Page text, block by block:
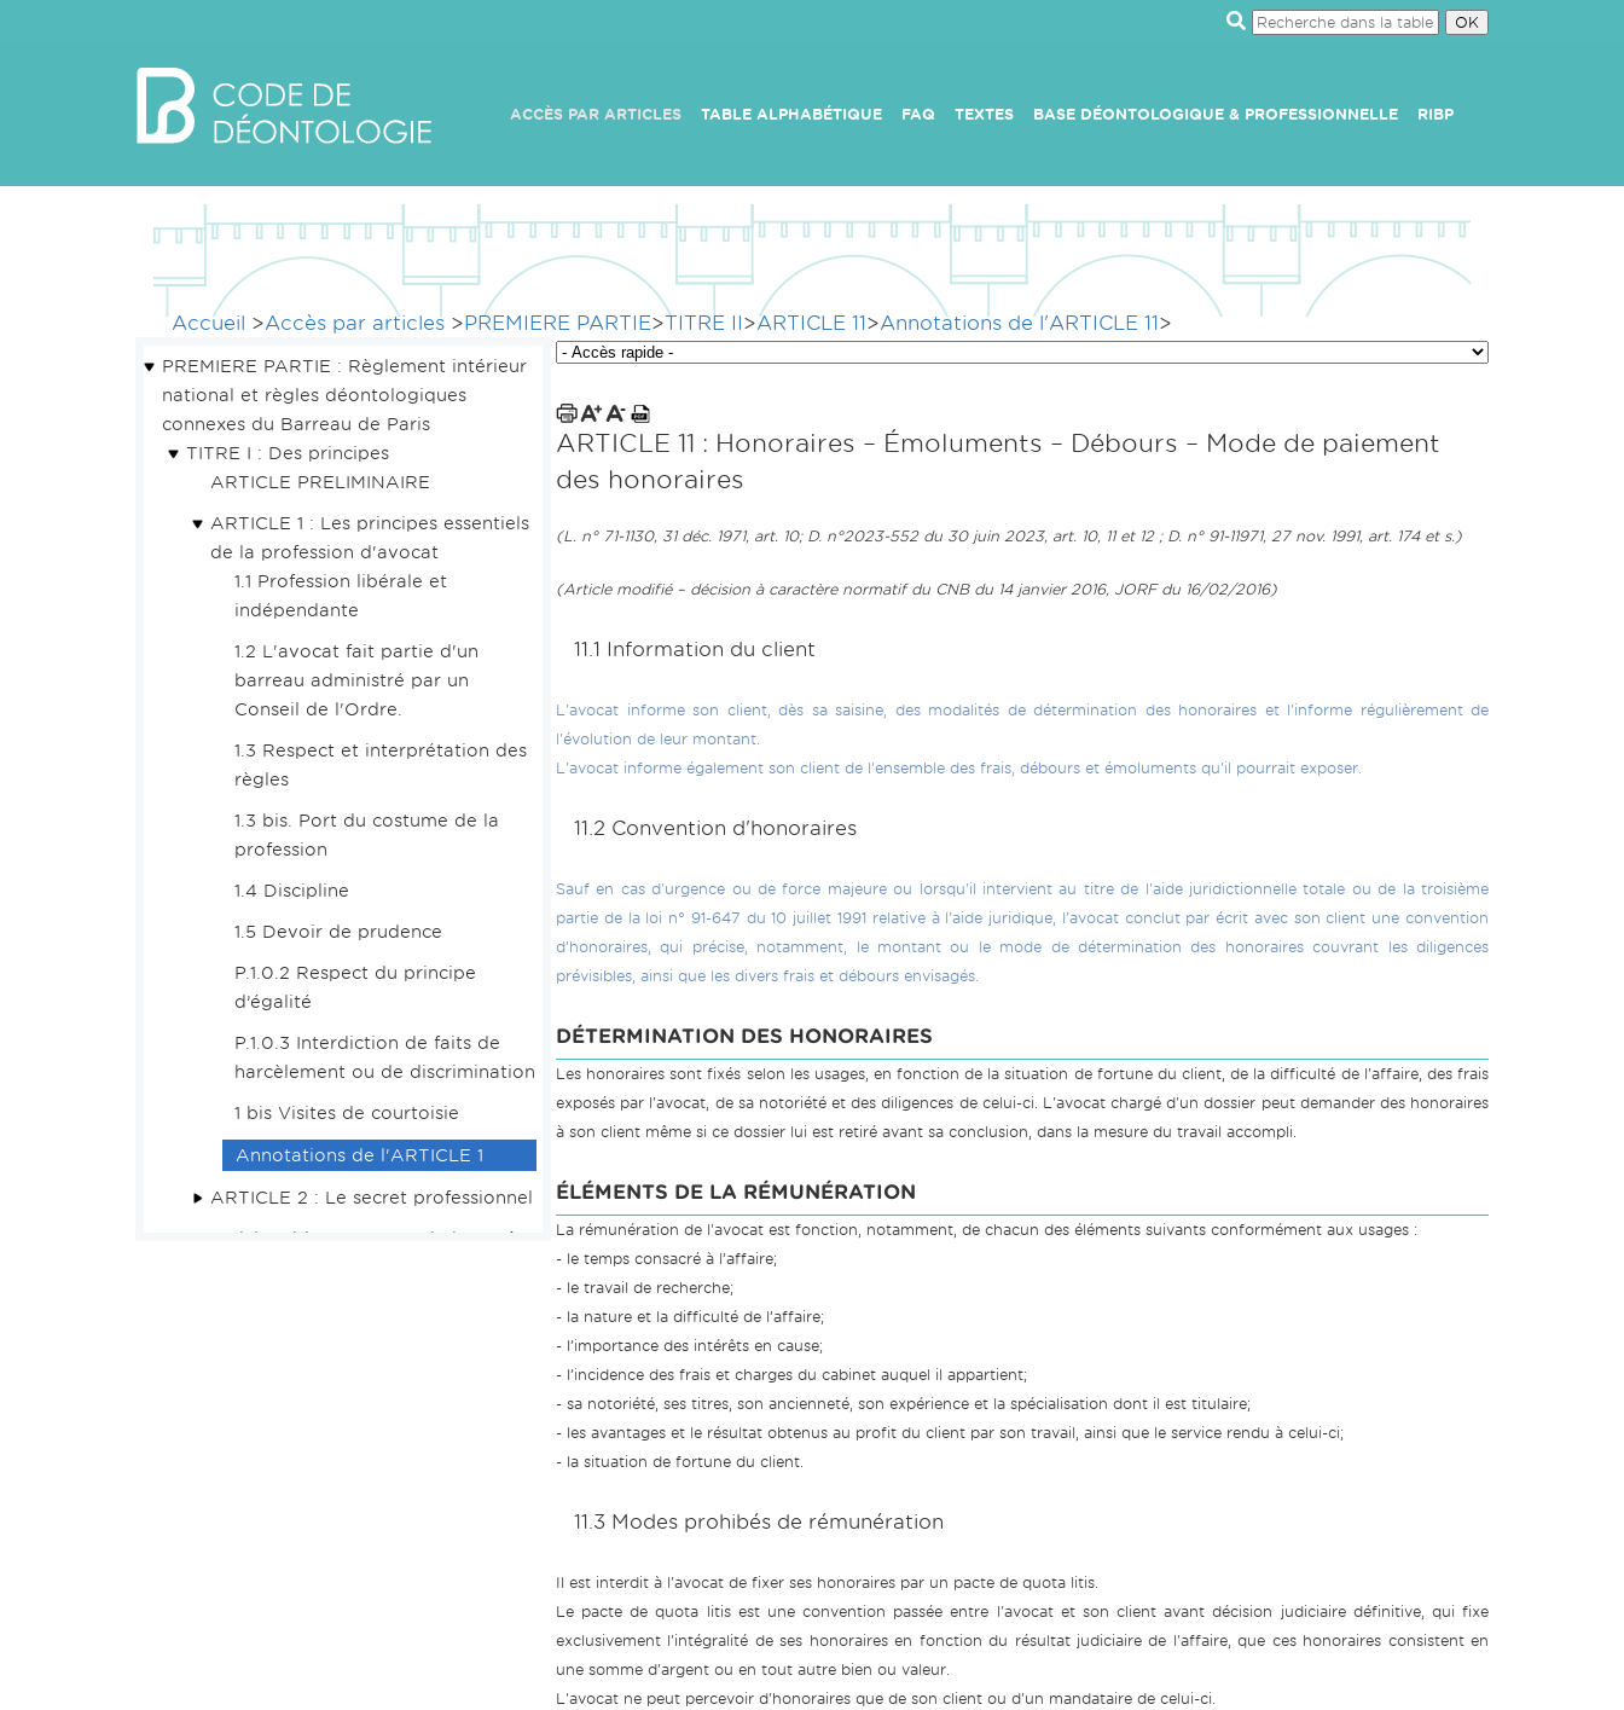
ACCÈS PAR ARTICLES TABLE ALPHABÉTIQUE FAQ TEXTES BASE DÉONTOLOGIQUE & PROFESSIONNELLE RIBP
Accueil >Accès par articles >PREMIERE PARTIE>TITRE II>ARTICLE 11>Annotations de l'ARTICLE 11>
PREMIERE PARTIE : Règlement intérieur
national et règles déontologiques
connexes du Barreau de Paris
TITRE I : Des principes
ARTICLE PRELIMINAIRE
ARTICLE 1 : Les principes essentiels
de la profession d'avocat
1.1 Profession libérale et
indépendante
1.2 L'avocat fait partie d'un
barreau administré par un
Conseil de l'Ordre.
1.3 Respect et interprétation des
règles
1.3 bis. Port du costume de la
profession
1.4 Discipline
1.5 Devoir de prudence
P.1.0.2 Respect du principe
d’égalité
P.1.0.3 Interdiction de faits de
harcèlement ou de discrimination
1 bis Visites de courtoisie
Annotations de l'ARTICLE 1
ARTICLE 2 : Le secret professionnel
Article 2 bis : Le secret de l'enquête
ARTICLE 11 : Honoraires – Émoluments – Débours – Mode de paiement
des honoraires
(L. n° 71-1130, 31 déc. 1971, art. 10; D. n°2023-552 du 30 juin 2023, art. 10, 11 et 12 ; D. n° 91-11971, 27 nov. 1991, art. 174 et s.)
(Article modifié – décision à caractère normatif du CNB du 14 janvier 2016, JORF du 16/02/2016)
11.1 Information du client
L'avocat informe son client, dès sa saisine, des modalités de détermination des honoraires et l'informe régulièrement de
l'évolution de leur montant.
L'avocat informe également son client de l'ensemble des frais, débours et émoluments qu'il pourrait exposer.
11.2 Convention d'honoraires
Sauf en cas d'urgence ou de force majeure ou lorsqu'il intervient au titre de l'aide juridictionnelle totale ou de la troisième
partie de la loi n° 91-647 du 10 juillet 1991 relative à l'aide juridique, l'avocat conclut par écrit avec son client une convention
d'honoraires, qui précise, notamment, le montant ou le mode de détermination des honoraires couvrant les diligences
prévisibles, ainsi que les divers frais et débours envisagés.
DÉTERMINATION DES HONORAIRES
Les honoraires sont fixés selon les usages, en fonction de la situation de fortune du client, de la difficulté de l'affaire, des frais
exposés par l'avocat, de sa notoriété et des diligences de celui-ci. L'avocat chargé d'un dossier peut demander des honoraires
à son client même si ce dossier lui est retiré avant sa conclusion, dans la mesure du travail accompli.
ÉLÉMENTS DE LA RÉMUNÉRATION
La rémunération de l'avocat est fonction, notamment, de chacun des éléments suivants conformément aux usages :
- le temps consacré à l’affaire;
- le travail de recherche;
- la nature et la difficulté de l’affaire;
- l’importance des intérêts en cause;
- l’incidence des frais et charges du cabinet auquel il appartient;
- sa notoriété, ses titres, son ancienneté, son expérience et la spécialisation dont il est titulaire;
- les avantages et le résultat obtenus au profit du client par son travail, ainsi que le service rendu à celui-ci;
- la situation de fortune du client.
11.3 Modes prohibés de rémunération
Il est interdit à l'avocat de fixer ses honoraires par un pacte de quota litis.
Le pacte de quota litis est une convention passée entre l'avocat et son client avant décision judiciaire définitive, qui fixe
exclusivement l'intégralité de ses honoraires en fonction du résultat judiciaire de l'affaire, que ces honoraires consistent en
une somme d'argent ou en tout autre bien ou valeur.
L'avocat ne peut percevoir d'honoraires que de son client ou d'un mandataire de celui-ci.